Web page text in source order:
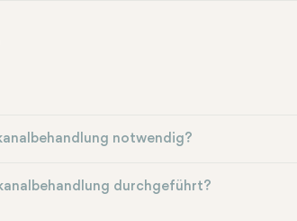
notwendig?
durchgeführt?